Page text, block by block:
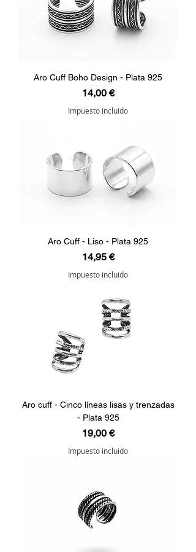
Aro Cuff Boho Design - Plata 925
Precio
14,00 €
Impuesto incluido
Aro Cuff - Liso - Plata 925
Precio
14,95 €
Impuesto incluido
Aro cuff - Cinco líneas lisas y trenzadas
- Plata 925
Precio
19,00 €
Impuesto incluido